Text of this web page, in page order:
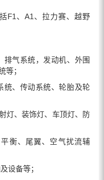
F1、A1、拉力赛、越野
排气系统，发动机、外围
等；
统、传动系统、轮胎及轮
灯、装饰灯、车顶灯、防
衡、尾翼、空气扰流辅
设备等；